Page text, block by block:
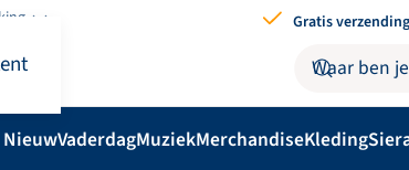
Gratis
NieuwVaderdagMuziekMerchandiseKleding